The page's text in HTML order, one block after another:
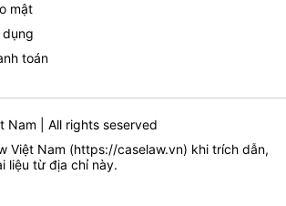
mật
toán
Nam | All rights seserved
Việt Nam (https://caselaw.vn) khi trích dẫn,
liệu từ địa chỉ này.